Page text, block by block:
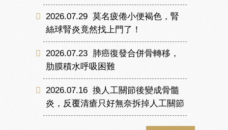
2026.07.29 莫名疲倦小便褐色，腎
絲球腎炎竟然找上門了！
2026.07.23 肺癌復發合併骨轉移，
肋膜積水呼吸困難
2026.07.16 換人工關節後變成骨髓
炎，反覆清瘡只好無奈拆掉人工關節